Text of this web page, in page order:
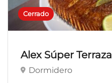
Cerrado
Alex Súper Terraza
Dormidero